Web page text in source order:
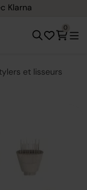
0
et lisseurs